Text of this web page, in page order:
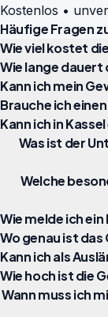
Kostenlos •
Häufige Fragen
Wie viel kostet
Wie lange dauert
Kann ich mein
Brauche ich
Kann ich in
Was ist der
Welche
Wie melde ich
Wo genau ist
Kann ich als
Wie hoch ist die
Wann muss ich